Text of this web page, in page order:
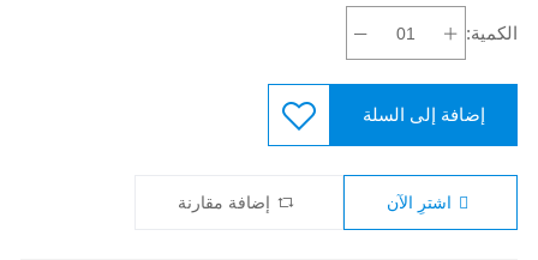
الكمية:
إضافة إلى السلة
اشترِ الآن إضافة مقارنة